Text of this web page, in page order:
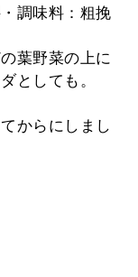
調味料：粗挽
葉野菜の上に
としても。
からにしまし